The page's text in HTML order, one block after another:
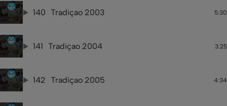
140 Tradiçao 2003 5:30
141 Tradiçao 2004 3:25
142 Tradiçao 2005 4:34